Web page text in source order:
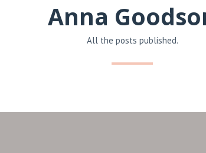
Anna
All the posts published.